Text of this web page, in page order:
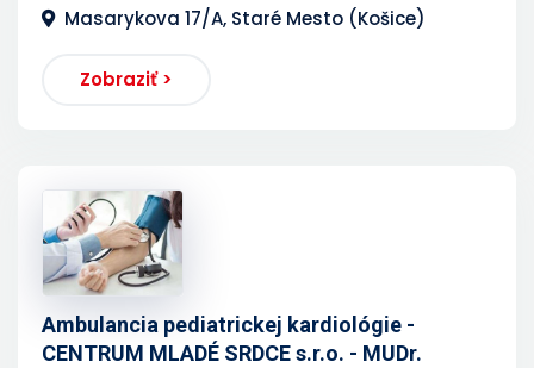
Masarykova 17/A, Staré Mesto (Košice)
Zobraziť >
Ambulancia pediatrickej kardiológie -
CENTRUM MLADÉ SRDCE s.r.o. - MUDr.